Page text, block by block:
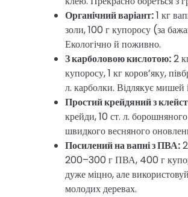
Органічний варіант:1 кг
золи, 100 г купоросу (за
Екологічно й поживно.
З карболовою кислотою:2
купоросу, 1 кг коров’яку,
л. карболки. Відлякує мишей
Простий крейдяний з
крейди, 10 ст. л.
швидкого весняного
Посилений на вапні з ПВА:
200–300 г ПВА, 400 г
дуже міцно, але
молодих деревах.